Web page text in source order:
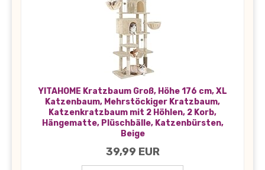
YITAHOME Kratzbaum Groß, Höhe 176 cm, XL
Katzenbaum, Mehrstöckiger Kratzbaum,
Katzenkratzbaum mit 2 Höhlen, 2 Korb,
Hängematte, Plüschbälle, Katzenbürsten,
Beige
39,99 EUR